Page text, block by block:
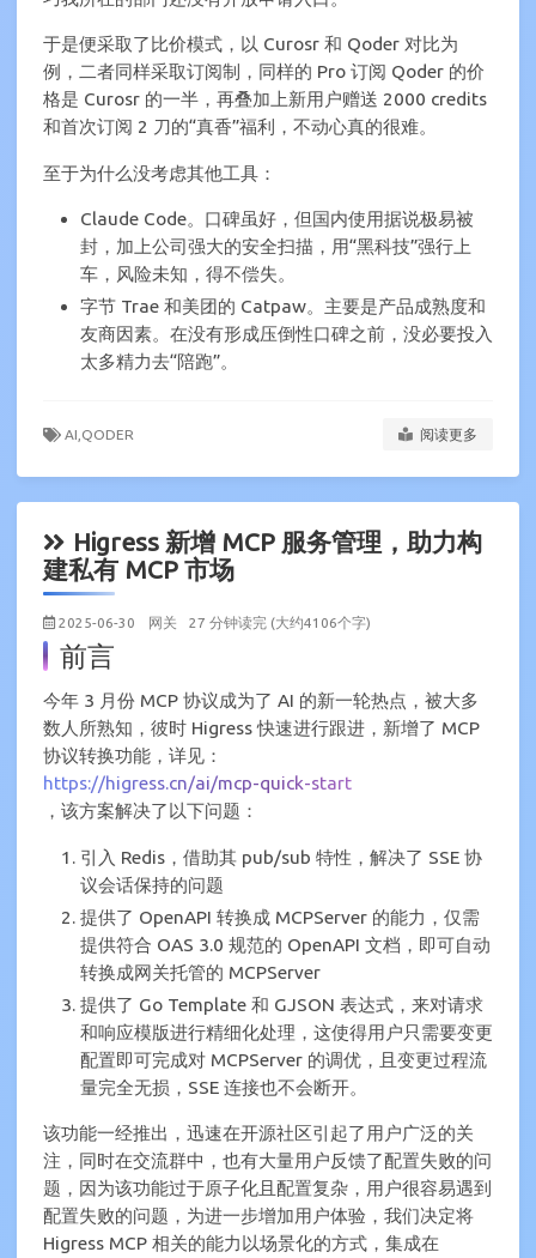
于是便采取了比价模式，以 Curosr 和 Qoder 对比为
例，二者同样采取订阅制，同样的 Pro 订阅 Qoder 的价
格是 Curosr 的一半，再叠加上新用户赠送 2000 credits
和首次订阅 2 刀的“真香”福利，不动心真的很难。
至于为什么没考虑其他工具：
Claude Code。口碑虽好，但国内使用据说极易被
封，加上公司强大的安全扫描，用“黑科技”强行上
车，风险未知，得不偿失。
字节 Trae 和美团的 Catpaw。主要是产品成熟度和
友商因素。在没有形成压倒性口碑之前，没必要投入
太多精力去“陪跑”。
AI, QODER 阅读更多
Higress 新增 MCP 服务管理，助力构
建私有 MCP 市场
2025-06-30 网关 27 分钟读完 (大约4106个字)
前言
今年 3 月份 MCP 协议成为了 AI 的新一轮热点，被大多
数人所熟知，彼时 Higress 快速进行跟进，新增了 MCP
协议转换功能，详见：
https://higress.cn/ai/mcp-quick-start
，该方案解决了以下问题：
引入 Redis，借助其 pub/sub 特性，解决了 SSE 协
议会话保持的问题
提供了 OpenAPI 转换成 MCPServer 的能力，仅需
提供符合 OAS 3.0 规范的 OpenAPI 文档，即可自动
转换成网关托管的 MCPServer
提供了 Go Template 和 GJSON 表达式，来对请求
和响应模版进行精细化处理，这使得用户只需要变更
配置即可完成对 MCPServer 的调优，且变更过程流
量完全无损，SSE 连接也不会断开。
该功能一经推出，迅速在开源社区引起了用户广泛的关
注，同时在交流群中，也有大量用户反馈了配置失败的问
题，因为该功能过于原子化且配置复杂，用户很容易遇到
配置失败的问题，为进一步增加用户体验，我们决定将
Higress MCP 相关的能力以场景化的方式，集成在